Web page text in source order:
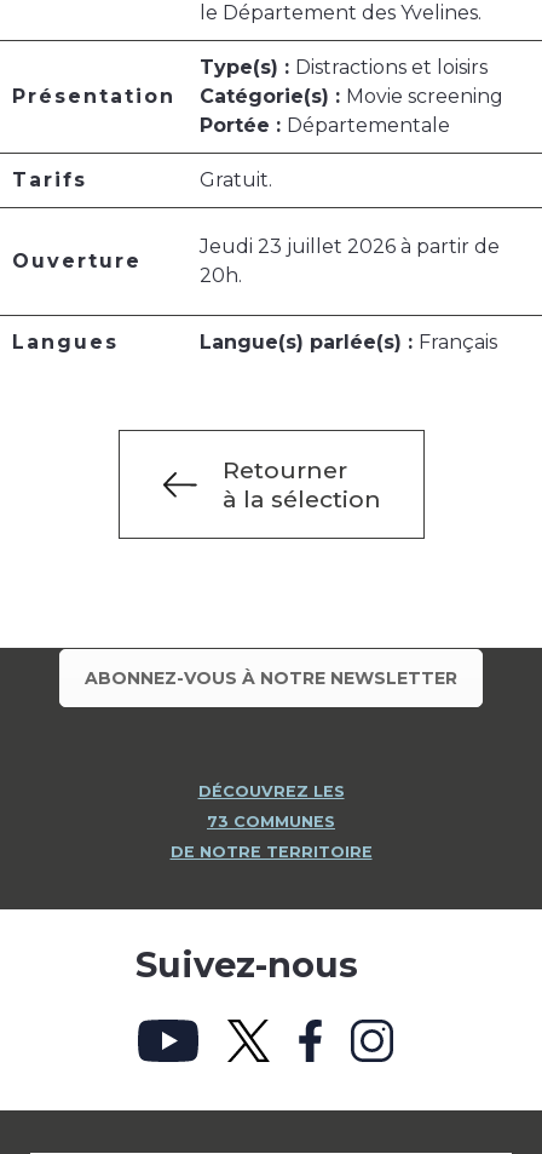
le Département des Yvelines.
Présentation
Type(s) : Distractions et loisirs
Catégorie(s) : Movie screening
Portée : Départementale
Tarifs Gratuit.
Ouverture
Jeudi 23 juillet 2026 à partir de
20h.
Langues Langue(s) parlée(s) : Français
Retourner
à la sélection
ABONNEZ-VOUS À NOTRE NEWSLETTER
DÉCOUVREZ LES
73 COMMUNES
DE NOTRE TERRITOIRE
Suivez-nous